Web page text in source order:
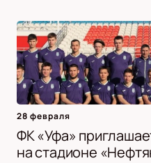
28 февраля
ФК «Уфа»
на стадионе